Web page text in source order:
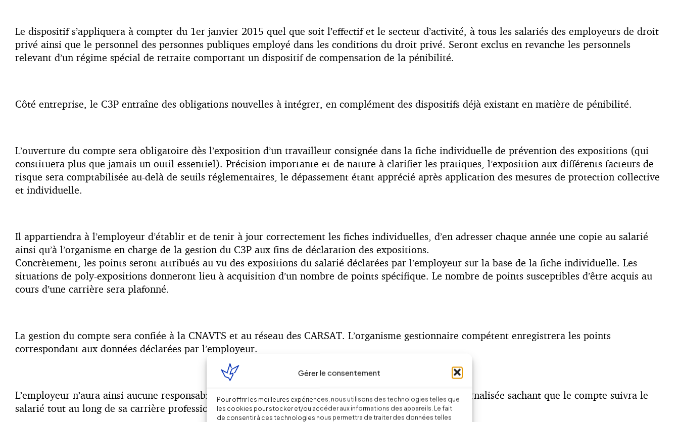
Gérer le consentement
Pour offrir les meilleures expériences, nous utilisons des technologies telles que
les cookies pour stocker et/ou accéder aux informations des appareils. Le fait
de consentir à ces technologies nous permettra de traiter des données telles
Le dispositif s’appliquera à compter du 1er janvier 2015 quel que soit l’effectif et le secteur d’activité, à tous les salariés des employeurs de droit
privé ainsi que le personnel des personnes publiques employé dans les conditions du droit privé. Seront exclus en revanche les personnels
relevant d’un régime spécial de retraite comportant un dispositif de compensation de la pénibilité.
Côté entreprise, le C3P entraîne des obligations nouvelles à intégrer, en complément des dispositifs déjà existant en matière de pénibilité.
L’ouverture du compte sera obligatoire dès l’exposition d’un travailleur consignée dans la fiche individuelle de prévention des expositions (qui
constituera plus que jamais un outil essentiel). Précision importante et de nature à clarifier les pratiques, l’exposition aux différents facteurs de
risque sera comptabilisée au-delà de seuils réglementaires, le dépassement étant apprécié après application des mesures de protection collective
et individuelle.
Il appartiendra à l’employeur d’établir et de tenir à jour correctement les fiches individuelles, d’en adresser chaque année une copie au salarié
ainsi qu’à l’organisme en charge de la gestion du C3P aux fins de déclaration des expositions.
Concrètement, les points seront attribués au vu des expositions du salarié déclarées par l’employeur sur la base de la fiche individuelle. Les
situations de poly-expositions donneront lieu à acquisition d’un nombre de points spécifique. Le nombre de points susceptibles d’être acquis au
cours d’une carrière sera plafonné.
La gestion du compte sera confiée à la CNAVTS et au réseau des CARSAT. L’organisme gestionnaire compétent enregistrera les points
correspondant aux données déclarées par l’employeur.
L’employeur n’aura ainsi aucune responsabilité directe quant à la tenue du compte, qui sera donc externalisée sachant que le compte suivra le
salarié tout au long de sa carrière professionnelle.